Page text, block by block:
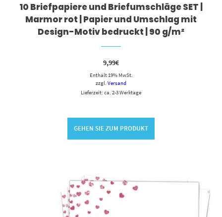
10 Briefpapiere und Briefumschläge SET |
Marmor rot | Papier und Umschlag mit
Design-Motiv bedruckt | 90 g/m²
9,99€
Enthält 19% MwSt.
zzgl. Versand
Lieferzeit: ca. 2-3 Werktage
GEHEN SIE ZUM PRODUKT